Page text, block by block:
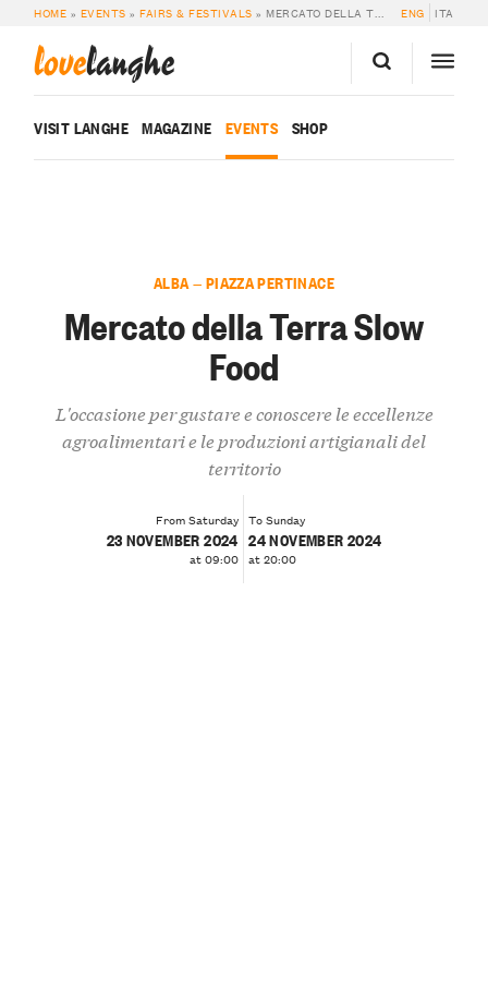
HOME » EVENTS »FAIRS & FESTIVALS » MERCATO DELLA TERRA SLOW FOOD ENG ITA
lovelanghe
VISIT LANGHE MAGAZINE EVENTS SHOP
ALBA — PIAZZA PERTINACE
Mercato della Terra Slow
Food
L'occasione per gustare e conoscere le eccellenze
agroalimentari e le produzioni artigianali del
territorio
From Saturday
23 NOVEMBER 2024
at 09:00
To Sunday
24 NOVEMBER 2024
at 20:00